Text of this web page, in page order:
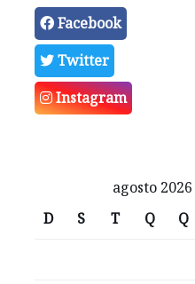
Facebook
Twitter
Instagram
agosto 2026
D
S T Q Q